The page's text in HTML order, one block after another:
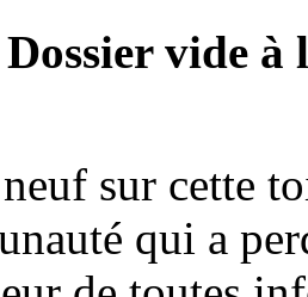
vide à
sur cette
qui a